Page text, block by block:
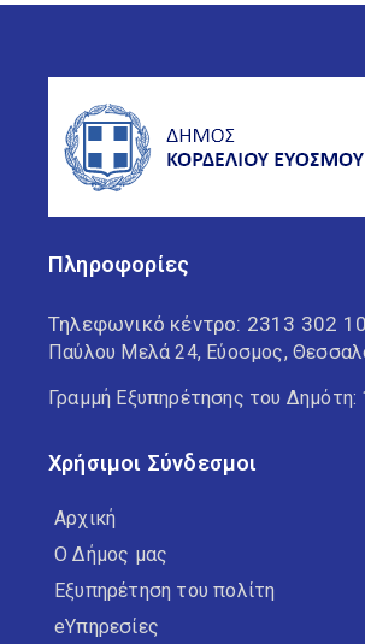
Πληροφορίες
Τηλεφωνικό κέντρο: 2313 302
Παύλου Μελά 24, Εύοσμος,
Γραμμή Εξυπηρέτησης του Δημότη:
Χρήσιμοι Σύνδεσμοι
Αρχική
Ο Δήμος μας
Εξυπηρέτηση του πολίτη
eΥπηρεσίες